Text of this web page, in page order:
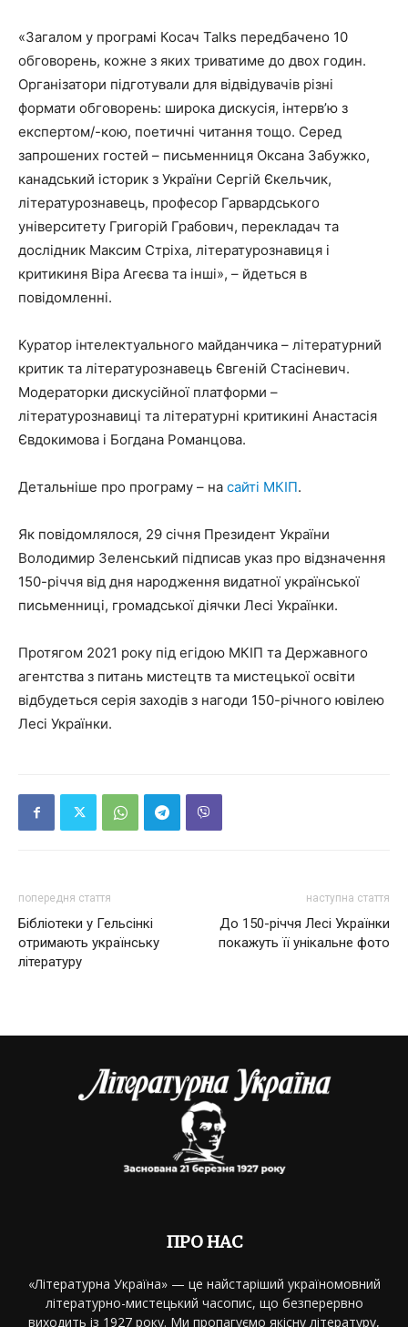
«Загалом у програмі Косач Talks передбачено 10
обговорень, кожне з яких триватиме до двох годин.
Організатори підготували для відвідувачів різні
формати обговорень: широка дискусія, інтерв’ю з
експертом/-кою, поетичні читання тощо. Серед
запрошених гостей – письменниця Оксана Забужко,
канадський історик з України Сергій Єкельчик,
літературознавець, професор Гарвардського
університету Григорій Грабович, перекладач та
дослідник Максим Стріха, літературознавиця і
критикиня Віра Агеєва та інші», – йдеться в
повідомленні.
Куратор інтелектуального майданчика – літературний
критик та літературознавець Євгеній Стасіневич.
Модераторки дискусійної платформи –
літературознавиці та літературні критикині Анастасія
Євдокимова і Богдана Романцова.
Детальніше про програму – на сайті МКІП.
Як повідомлялося, 29 січня Президент України
Володимир Зеленський підписав указ про відзначення
150-річчя від дня народження видатної української
письменниці, громадської діячки Лесі Українки.
Протягом 2021 року під егідою МКІП та Державного
агентства з питань мистецтв та мистецької освіти
відбудеться серія заходів з нагоди 150-річного ювілею
Лесі Українки.
попередня стаття
Бібліотеки у Гельсінкі
отримають українську
літературу
наступна стаття
До 150-річчя Лесі Українки
покажуть її унікальне фото
ПРО НАС
«Літературна Україна» — це найстаріший україномовний
літературно-мистецький часопис, що безперервно
виходить із 1927 року. Ми пропагуємо якісну літературу,